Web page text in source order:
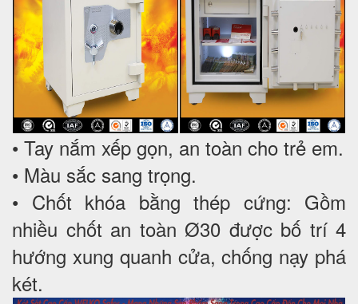
• Tay nắm xếp gọn, an toàn cho trẻ em.
• Màu sắc sang trọng.
• Chốt khóa bằng thép cứng: Gồm
nhiều chốt an toàn Ø30 được bố trí 4
hướng xung quanh cửa, chống nạy phá
két.